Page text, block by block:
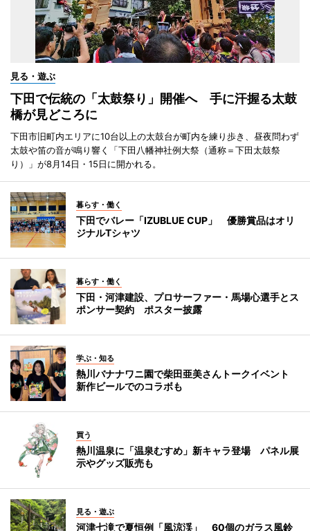
見る・遊ぶ
下田で伝統の「太鼓祭り」開催へ 手に汗握る太鼓
橋が見どころに
下田市旧町内エリアに10台以上の太鼓台が町内を練り歩き、昼夜問わず
太鼓や笛の音が鳴り響く「下田八幡神社例大祭（通称＝下田太鼓祭
り）」が8月14日・15日に開かれる。
暮らす・働く
下田でバレー「IZUBLUE CUP」 優勝賞品はオリ
ジナルTシャツ
暮らす・働く
下田・河津建設、プロサーファー・馬場心選手とス
ポンサー契約 ポスター披露
学ぶ・知る
熱川バナナワニ園で柴田亜美さんトークイベント
新作ビールでのコラボも
買う
熱川温泉に「温泉むすめ」新キャラ登場 パネル展
示やグッズ販売も
見る・遊ぶ
河津七滝で夏恒例「風涼渓」 60個のガラス風鈴